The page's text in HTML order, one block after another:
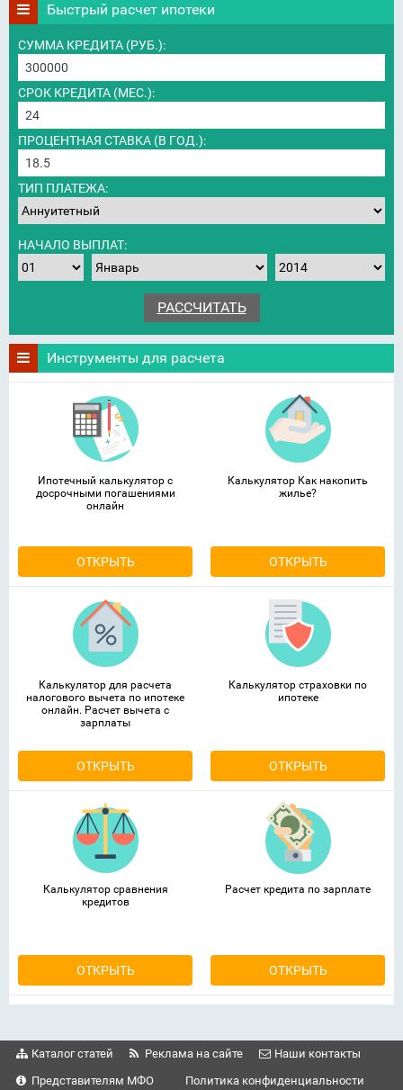
Быстрый расчет ипотеки
СУММА КРЕДИТА (РУБ.):
СРОК КРЕДИТА (МЕС.):
ПРОЦЕНТНАЯ СТАВКА (В ГОД.):
ТИП ПЛАТЕЖА:
НАЧАЛО ВЫПЛАТ:
Инструменты для расчета
Ипотечный калькулятор с
досрочными погашениями
онлайн
ОТКРЫТЬ
Калькулятор Как накопить
жилье?
ОТКРЫТЬ
Калькулятор для расчета
налогового вычета по ипотеке
онлайн. Расчет вычета с
зарплаты
ОТКРЫТЬ
Калькулятор страховки по
ипотеке
ОТКРЫТЬ
Калькулятор сравнения
кредитов
ОТКРЫТЬ
Расчет кредита по зарплате
ОТКРЫТЬ
Каталог статей Реклама на сайте
Наши контакты
Представителям МФО
Политика конфиденциальности